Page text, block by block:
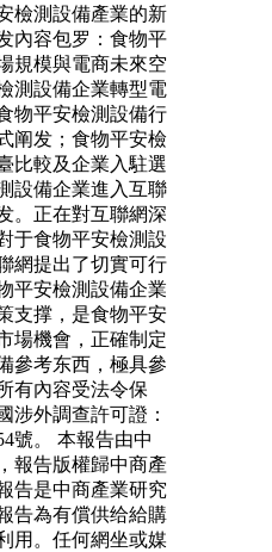
檢測設備產業的新
內容包罗：食物平
規模與電商未來空
測設備企業轉型電
物平安檢測設備行
阐发；食物平安檢
比較及企業入駐選
設備企業進入互聯
。正在對互聯網深
于食物平安檢測設
網提出了切實可行
平安檢測設備企業
支撑，是食物平安
場機會，正確制定
參考东西，極具參
有內容受法令保
涉外調查許可證：
號。 本報告由中
報告版權歸中商產
告是中商產業研究
告為有償供给給購
用。任何網坐或媒